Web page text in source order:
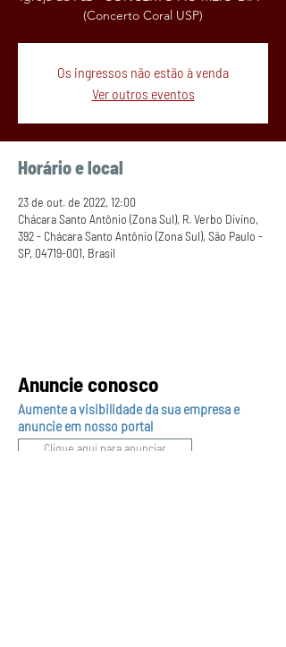
(Concerto Coral USP)
Os ingressos não estão à venda
Ver outros eventos
Horário e local
23 de out. de 2022, 12:00
Chácara Santo Antônio (Zona Sul), R. Verbo Divino,
392 - Chácara Santo Antônio (Zona Sul), São Paulo -
SP, 04719-001, Brasil
Anuncie conosco
Aumente a visibilidade da sua empresa e
anuncie em nosso portal
Clique aqui para anunciar